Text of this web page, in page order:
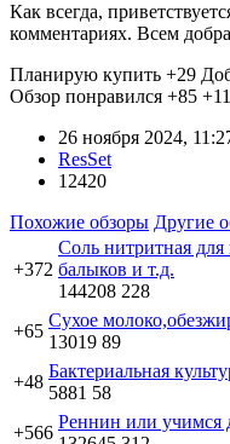
Как всегда,
комментариях. Всем
Планирую купить +29
Обзор понравился +85
26 ноября 2024,
ResSet
12420
Похожие обзоры Другие
+372
Соль нитритная для
балыков и т.д.
144208 228
+65
Сухое
13019 89
+48
Бактериальная
5881 58
+566
Реннин или учимся